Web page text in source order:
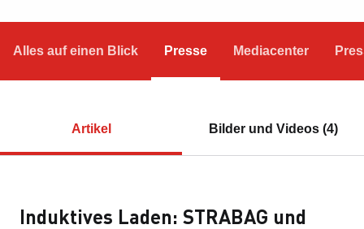
Alles auf einen Blick Presse Mediacenter
Artikel Bilder und Videos (4)
Induktives Laden: STRABAG und